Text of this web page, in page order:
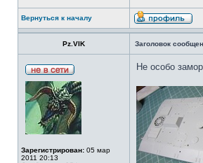
Вернуться к началу
Pz.VIK Заголовок
Зарегистрирован: 05 мар
2011 20:13
Не особо